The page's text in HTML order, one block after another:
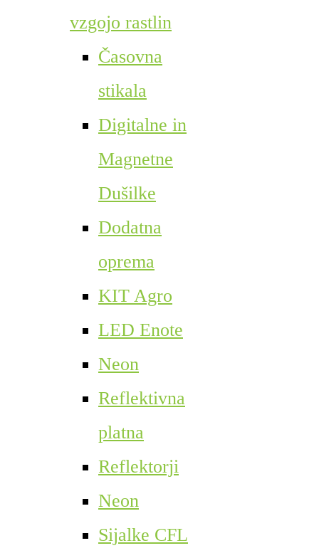
vzgojo rastlin
Časovna
stikala
Digitalne in
Magnetne
Dušilke
Dodatna
oprema
KIT Agro
LED Enote
Neon
Reflektivna
platna
Reflektorji
Neon
Sijalke CFL